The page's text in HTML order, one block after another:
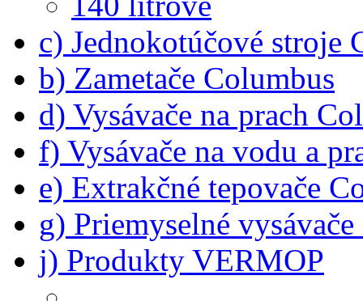
c) Jednokotúčové stroje
b) Zametače Columbus
d) Vysávače na prach
f) Vysávače na vodu a
e) Extrakčné tepovače
g) Priemyselné
j) Produkty VERMOP